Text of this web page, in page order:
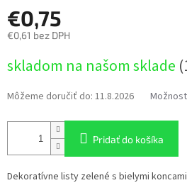
€0,75
€0,61 bez DPH
cena:
skladom na našom sklade
Môžeme doručiť do: 11.8.2026
Pridať do košíka
Dekoratívne listy zelené s bielymi koncami